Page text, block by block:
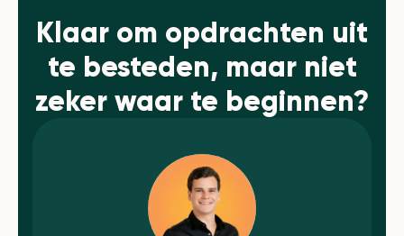
Klaar om opdrachten uit
te besteden, maar niet
zeker waar te beginnen?